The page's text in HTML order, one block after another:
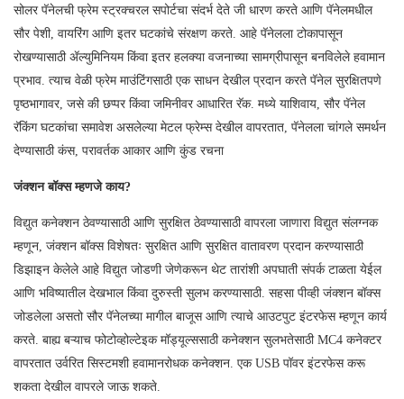
सोलर पॅनेलची फ्रेम स्ट्रक्चरल सपोर्टचा संदर्भ देते जी धारण करते आणि पॅनेलमधील
सौर पेशी, वायरिंग आणि इतर घटकांचे संरक्षण करते. आहे पॅनेलला टोकापासून
रोखण्यासाठी ॲल्युमिनियम किंवा इतर हलक्या वजनाच्या सामग्रीपासून बनविलेले हवामान
प्रभाव. त्याच वेळी फ्रेम माउंटिंगसाठी एक साधन देखील प्रदान करते पॅनेल सुरक्षितपणे
पृष्ठभागावर, जसे की छप्पर किंवा जमिनीवर आधारित रॅक. मध्ये याशिवाय, सौर पॅनेल
रॅकिंग घटकांचा समावेश असलेल्या मेटल फ्रेम्स देखील वापरतात, पॅनेलला चांगले समर्थन
देण्यासाठी कंस, परावर्तक आकार आणि कुंड रचना
जंक्शन बॉक्स म्हणजे काय?
विद्युत कनेक्शन ठेवण्यासाठी आणि सुरक्षित ठेवण्यासाठी वापरला जाणारा विद्युत संलग्नक
म्हणून, जंक्शन बॉक्स विशेषतः सुरक्षित आणि सुरक्षित वातावरण प्रदान करण्यासाठी
डिझाइन केलेले आहे विद्युत जोडणी जेणेकरून थेट तारांशी अपघाती संपर्क टाळता येईल
आणि भविष्यातील देखभाल किंवा दुरुस्ती सुलभ करण्यासाठी. सहसा पीव्ही जंक्शन बॉक्स
जोडलेला असतो सौर पॅनेलच्या मागील बाजूस आणि त्याचे आउटपुट इंटरफेस म्हणून कार्य
करते. बाह्य बऱ्याच फोटोव्होल्टेइक मॉड्यूल्ससाठी कनेक्शन सुलभतेसाठी MC4 कनेक्टर
वापरतात उर्वरित सिस्टमशी हवामानरोधक कनेक्शन. एक USB पॉवर इंटरफेस करू
शकता देखील वापरले जाऊ शकते.